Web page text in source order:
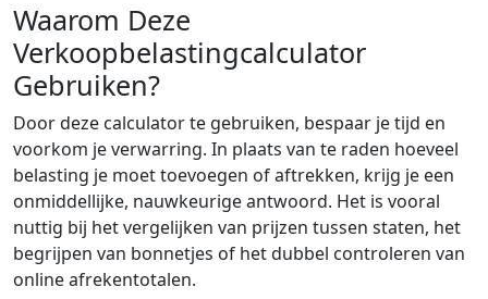
Waarom Deze
Verkoopbelastingcalculator
Gebruiken?
Door deze calculator te gebruiken, bespaar je tijd en
voorkom je verwarring. In plaats van te raden hoeveel
belasting je moet toevoegen of aftrekken, krijg je een
onmiddellijke, nauwkeurige antwoord. Het is vooral
nuttig bij het vergelijken van prijzen tussen staten, het
begrijpen van bonnetjes of het dubbel controleren van
online afrekentotalen.